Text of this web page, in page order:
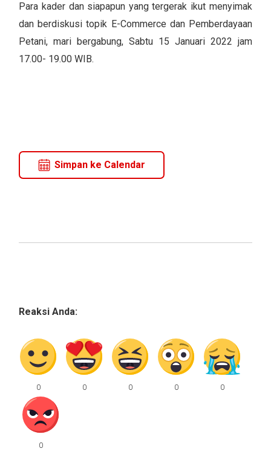
Para kader dan siapapun yang tergerak ikut menyimak
dan berdiskusi topik E-Commerce dan Pemberdayaan
Petani, mari bergabung, Sabtu 15 Januari 2022 jam
17.00- 19.00 WIB.
Simpan ke Calendar
Reaksi Anda: